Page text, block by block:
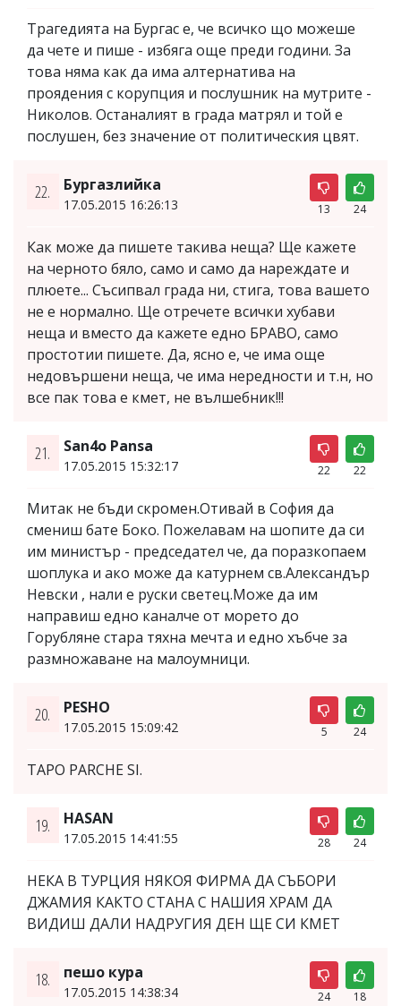
Трагедията на Бургас е, че всичко що можеше
да чете и пише - избяга още преди години. За
това няма как да има алтернатива на
проядения с корупция и послушник на мутрите -
Николов. Останалият в града матрял и той е
послушен, без значение от политическия цвят.
22. Бургазлийка
17.05.2015 16:26:13 13 24
Как може да пишете такива неща? Ще кажете
на черното бяло, само и само да нареждате и
плюете... Съсипвал града ни, стига, това вашето
не е нормално. Ще отречете всички хубави
неща и вместо да кажете едно БРАВО, само
простотии пишете. Да, ясно е, че има още
недовършени неща, че има нередности и т.н, но
все пак това е кмет, не вълшебник!!!
21. San4o Pansa
17.05.2015 15:32:17 22 22
Митак не бъди скромен.Отивай в София да
смениш бате Боко. Пожелавам на шопите да си
им министър - председател че, да поразкопаем
шоплука и ако може да катурнем св.Александър
Невски , нали е руски светец.Може да им
направиш едно каналче от морето до
Горубляне стара тяхна мечта и едно хъбче за
размножаване на малоумници.
20. PESHO
17.05.2015 15:09:42 5 24
TAPO PARCHE SI.
19. HASAN
17.05.2015 14:41:55 28 24
НЕКА В ТУРЦИЯ НЯКОЯ ФИРМА ДА СЪБОРИ
ДЖАМИЯ КАКТО СТАНА С НАШИЯ ХРАМ ДА
ВИДИШ ДАЛИ НАДРУГИЯ ДЕН ЩЕ СИ КМЕТ
18. пешо кура
17.05.2015 14:38:34 24 18